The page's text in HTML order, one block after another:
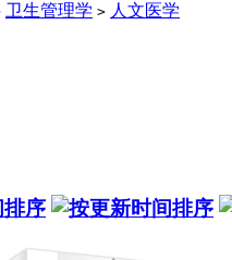
卫生管理学 > 人文医学